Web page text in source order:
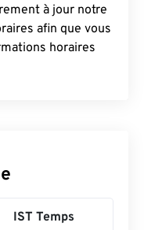
à jour notre
afin que vous
horaires
IST Temps